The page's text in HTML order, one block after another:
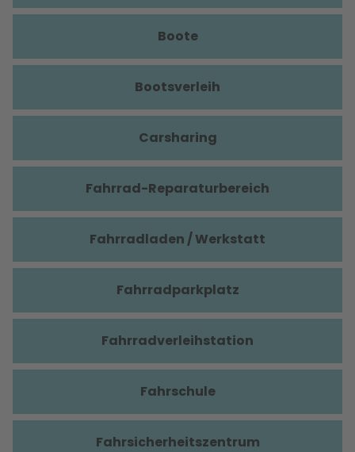
Boote
Bootsverleih
Carsharing
Fahrrad-Reparaturbereich
Fahrradladen / Werkstatt
Fahrradparkplatz
Fahrradverleihstation
Fahrschule
Fahrsicherheitszentrum